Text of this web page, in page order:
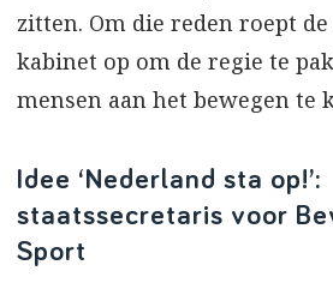
zitten. Om die reden roept
kabinet op om de regie te
mensen aan het bewegen te
Idee ‘Nederland sta op!’:
staatssecretaris voor
Sport